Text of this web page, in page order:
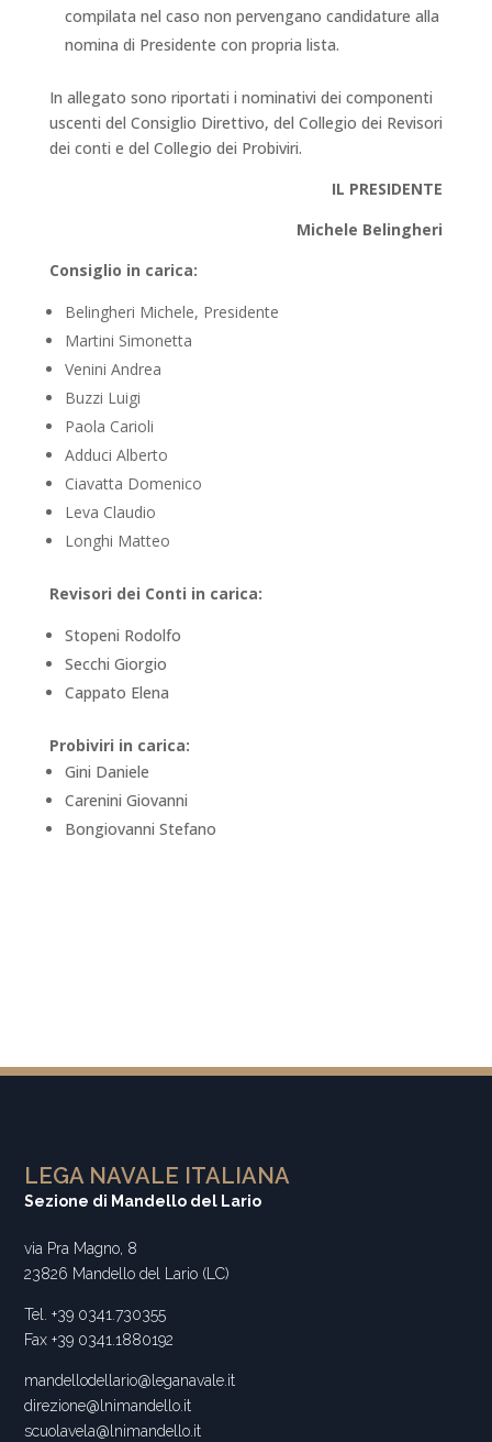
compilata nel caso non pervengano candidature alla
nomina di Presidente con propria lista.
In allegato sono riportati i nominativi dei componenti
uscenti del Consiglio Direttivo, del Collegio dei Revisori
dei conti e del Collegio dei Probiviri.
IL PRESIDENTE
Michele Belingheri
Consiglio in carica:
Belingheri Michele, Presidente
Martini Simonetta
Venini Andrea
Buzzi Luigi
Paola Carioli
Adduci Alberto
Ciavatta Domenico
Leva Claudio
Longhi Matteo
Revisori dei Conti in carica:
Stopeni Rodolfo
Secchi Giorgio
Cappato Elena
Probiviri in carica:
Gini Daniele
Carenini Giovanni
Bongiovanni Stefano
LEGA NAVALE ITALIANA
Sezione di Mandello del Lario
via Pra Magno, 8
23826 Mandello del Lario (LC)
Tel. +39 0341.730355
Fax +39 0341.1880192
mandellodellario@leganavale.it
direzione@lnimandello.it
scuolavela@lnimandello.it